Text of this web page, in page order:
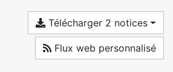
Télécharger 2 notices
Flux web personnalisé